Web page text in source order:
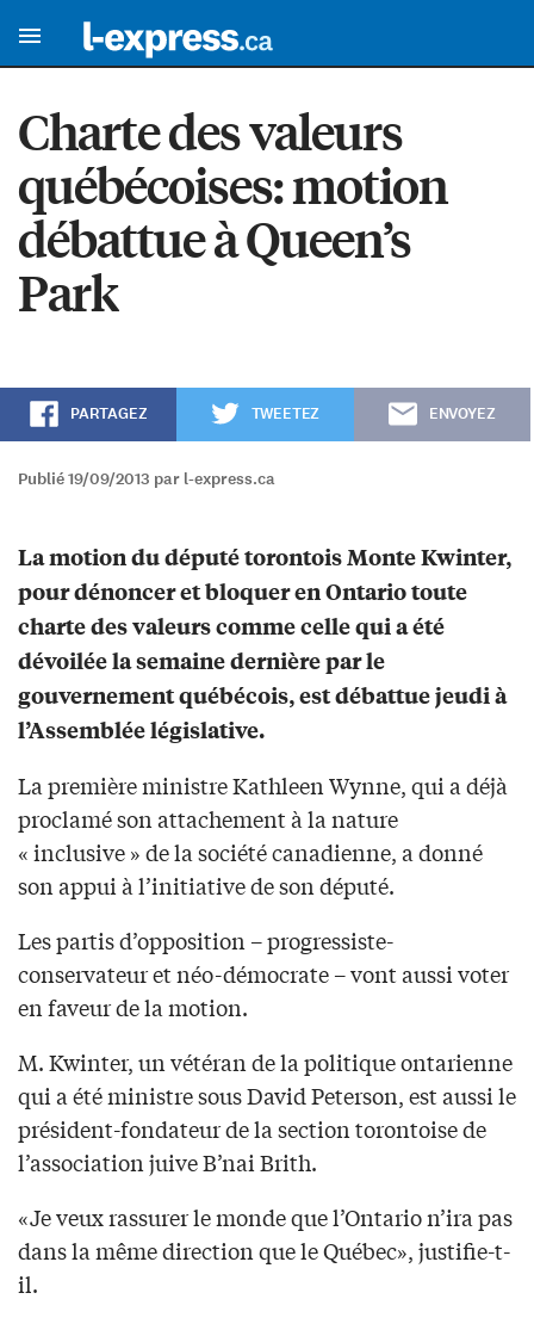
Charte des valeurs
québécoises: motion
débattue à Queen’s
Park
PARTAGEZ TWEETEZ ENVOYEZ
Publié 19/09/2013 par l-express.ca
La motion du député torontois Monte Kwinter,
pour dénoncer et bloquer en Ontario toute
charte des valeurs comme celle qui a été
dévoilée la semaine dernière par le
gouvernement québécois, est débattue jeudi à
l’Assemblée législative.
La première ministre Kathleen Wynne, qui a déjà
proclamé son attachement à la nature
« inclusive » de la société canadienne, a donné
son appui à l’initiative de son député.
Les partis d’opposition – progressiste-
conservateur et néo-démocrate – vont aussi voter
en faveur de la motion.
M. Kwinter, un vétéran de la politique ontarienne
qui a été ministre sous David Peterson, est aussi le
président-fondateur de la section torontoise de
l’association juive B’nai Brith.
«Je veux rassurer le monde que l’Ontario n’ira pas
dans la même direction que le Québec», justifie-t-
il.